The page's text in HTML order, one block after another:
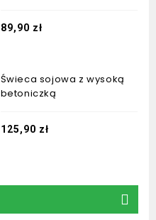
89,90 zł
Świeca sojowa z wysoką
betoniczką
125,90 zł